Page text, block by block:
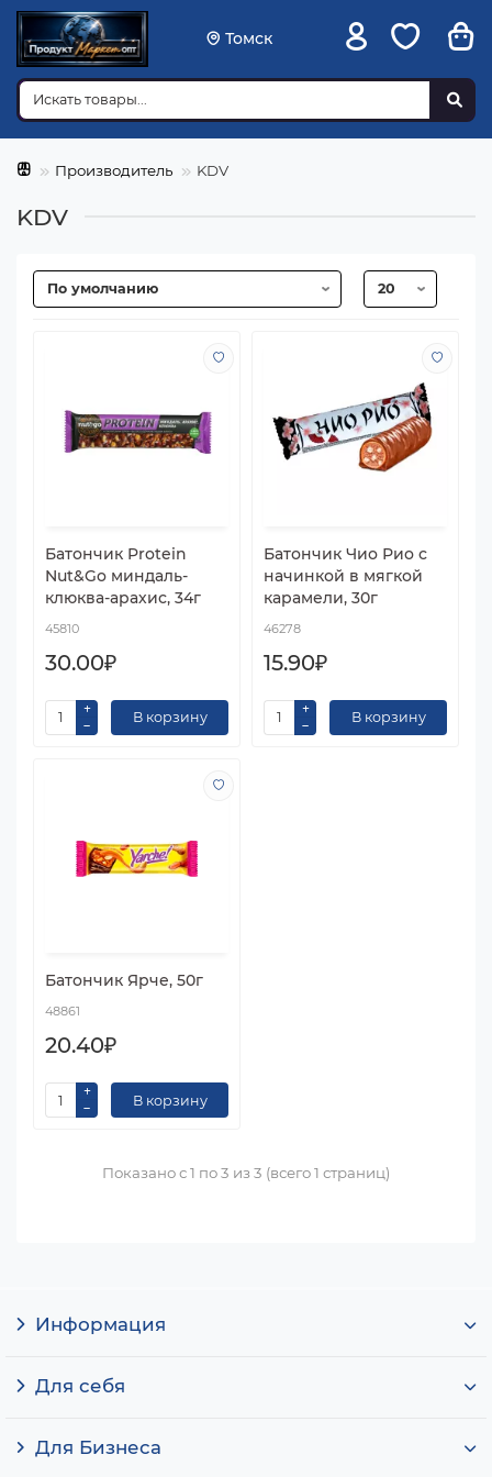
Томск
Производитель KDV
KDV
Батончик Protein
Nut&Go миндаль-
клюква-арахис, 34г
45810
30.00₽
В корзину
Батончик Чио Рио с
начинкой в мягкой
карамели, 30г
46278
15.90₽
В корзину
Батончик Ярче, 50г
48861
20.40₽
В корзину
Показано с 1 по 3 из 3 (всего 1 страниц)
Информация
Для себя
Для Бизнеса